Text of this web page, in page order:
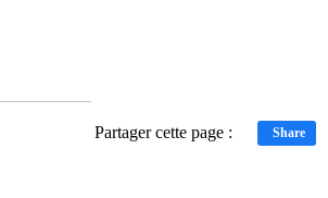
Partager cette page : Share